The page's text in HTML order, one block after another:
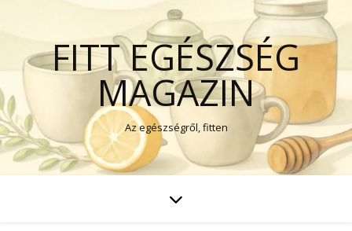
FITT EGÉSZSÉG
MAGAZIN
Az egészségről, fitten